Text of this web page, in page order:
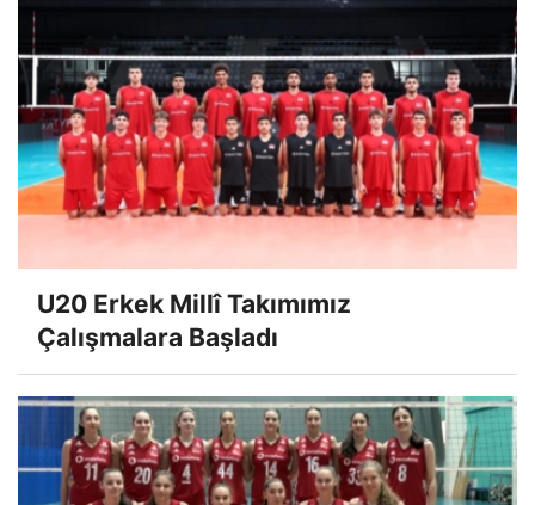
U20 Erkek Millî Takımımız
Çalışmalara Başladı